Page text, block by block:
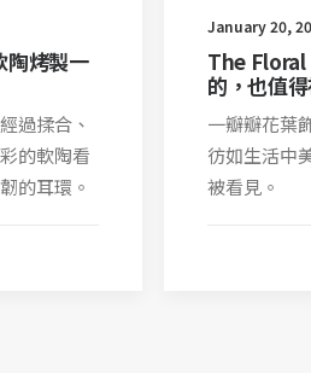
烤製一
過揉合、
的軟陶看
的耳環。
January 20,
The Floral
的，也值
一瓣瓣花葉
彷如生活中
被看見。